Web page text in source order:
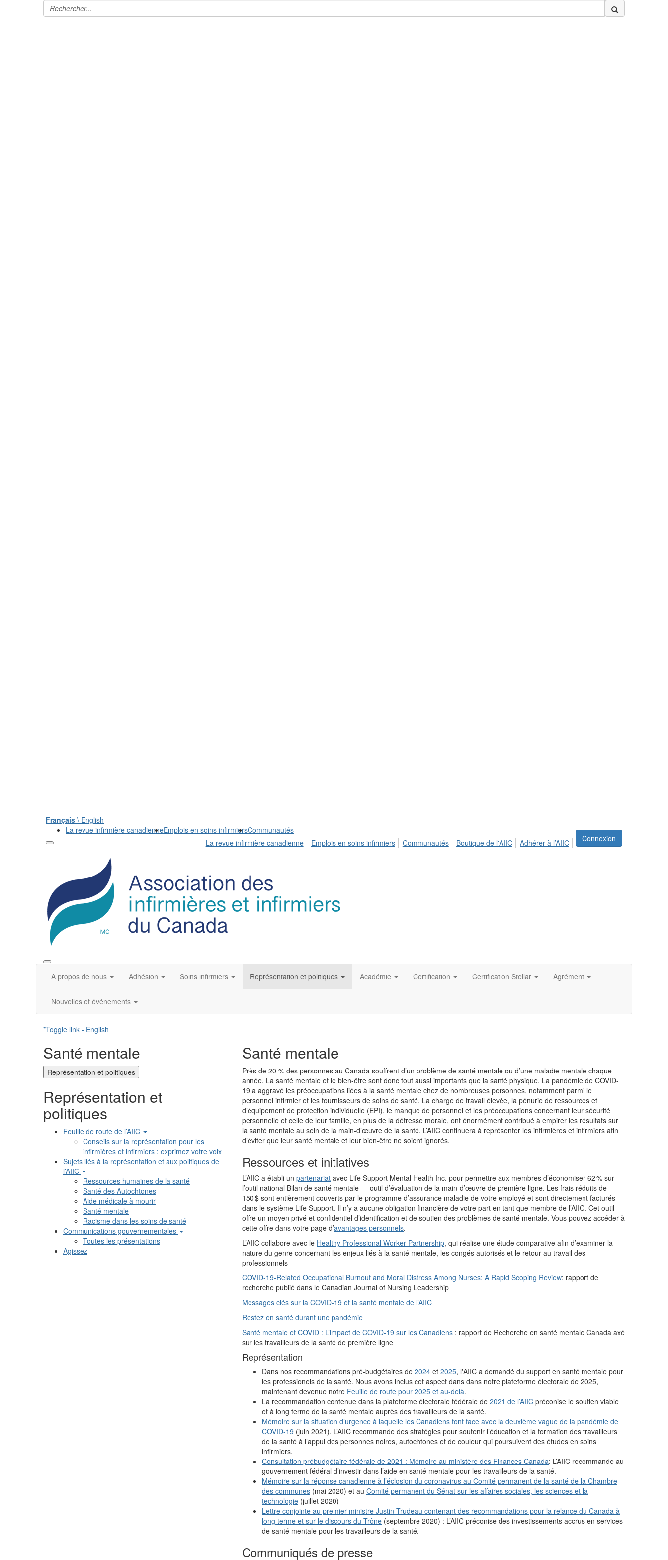
Français \ English
La revue infirmière canadienneEmplois en soins infirmiersCommunautés
Connexion
La revue infirmière canadienne Emplois en soins infirmiers Communautés Boutique de l'AIIC Adhérer à l’AIIC
A propos de nous Adhésion Soins infirmiers Représentation et politiques Académie Certification Certification Stellar Agrément
Nouvelles et événements
*Toggle link - English
Santé mentale
Représentation et politiques
Représentation et
politiques
Feuille de route de l’AIIC
Conseils sur la représentation pour les
infirmières et infirmiers : exprimez votre voix
Sujets liés à la représentation et aux politiques de
l’AIIC
Ressources humaines de la santé
Santé des Autochtones
Aide médicale à mourir
Santé mentale
Racisme dans les soins de santé
Communications gouvernementales
Toutes les présentations
Agissez
Santé mentale
Près de 20 % des personnes au Canada souffrent d’un problème de santé mentale ou d’une maladie mentale chaque
année. La santé mentale et le bien-être sont donc tout aussi importants que la santé physique. La pandémie de COVID-
19 a aggravé les préoccupations liées à la santé mentale chez de nombreuses personnes, notamment parmi le
personnel infirmier et les fournisseurs de soins de santé. La charge de travail élevée, la pénurie de ressources et
d’équipement de protection individuelle (EPI), le manque de personnel et les préoccupations concernant leur sécurité
personnelle et celle de leur famille, en plus de la détresse morale, ont énormément contribué à empirer les résultats sur
la santé mentale au sein de la main-d’œuvre de la santé. L’AIIC continuera à représenter les infirmières et infirmiers afin
d’éviter que leur santé mentale et leur bien-être ne soient ignorés.
Ressources et initiatives
L’AIIC a établi un partenariat avec Life Support Mental Health Inc. pour permettre aux membres d’économiser 62 % sur
l’outil national Bilan de santé mentale — outil d’évaluation de la main-d’œuvre de première ligne. Les frais réduits de
150 $ sont entièrement couverts par le programme d’assurance maladie de votre employé et sont directement facturés
dans le système Life Support. Il n’y a aucune obligation financière de votre part en tant que membre de l’AIIC. Cet outil
offre un moyen privé et confidentiel d’identification et de soutien des problèmes de santé mentale. Vous pouvez accéder à
cette offre dans votre page d’avantages personnels.
L’AIIC collabore avec le Healthy Professional Worker Partnership, qui réalise une étude comparative afin d’examiner la
nature du genre concernant les enjeux liés à la santé mentale, les congés autorisés et le retour au travail des
professionnels
COVID-19-Related Occupational Burnout and Moral Distress Among Nurses: A Rapid Scoping Review: rapport de
recherche publié dans le Canadian Journal of Nursing Leadership
Messages clés sur la COVID-19 et la santé mentale de l’AIIC
Restez en santé durant une pandémie
Santé mentale et COVID : L’impact de COVID-19 sur les Canadiens : rapport de Recherche en santé mentale Canada axé
sur les travailleurs de la santé de première ligne
Représentation
Dans nos recommandations pré-budgétaires de 2024 et 2025, l'AIIC a demandé du support en santé mentale pour
les professionels de la santé. Nous avons inclus cet aspect dans dans notre plateforme électorale de 2025,
maintenant devenue notre Feuille de route pour 2025 et au-delà.
La recommandation contenue dans la plateforme électorale fédérale de 2021 de l’AIIC préconise le soutien viable
et à long terme de la santé mentale auprès des travailleurs de la santé.
Mémoire sur la situation d’urgence à laquelle les Canadiens font face avec la deuxième vague de la pandémie de
COVID-19 (juin 2021). L’AIIC recommande des stratégies pour soutenir l’éducation et la formation des travailleurs
de la santé à l’appui des personnes noires, autochtones et de couleur qui poursuivent des études en soins
infirmiers.
Consultation prébudgétaire fédérale de 2021 : Mémoire au ministère des Finances Canada: L’AIIC recommande au
gouvernement fédéral d’investir dans l’aide en santé mentale pour les travailleurs de la santé.
Mémoire sur la réponse canadienne à l’éclosion du coronavirus au Comité permanent de la santé de la Chambre
des communes (mai 2020) et au Comité permanent du Sénat sur les affaires sociales, les sciences et la
technologie (juillet 2020)
Lettre conjointe au premier ministre Justin Trudeau contenant des recommandations pour la relance du Canada à
long terme et sur le discours du Trône (septembre 2020) : L’AIIC préconise des investissements accrus en services
de santé mentale pour les travailleurs de la santé.
Communiqués de presse